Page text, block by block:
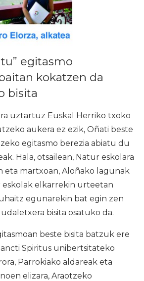
egitasmo
kokatzen da
bisita
uztartuz Euskal Herriko txoko
aukera ez ezik, Oñati beste
egitasmo berezia abiatu du
Hala, otsailean, Natur eskolara
eta martxoan, Aloñako lagunak
elkarrekin urteetan
egunarekin bat egin zen
bisita osatuko da.
beste bisita batzuk ere
Spiritus unibertsitateko
Parrokiako aldareak eta
elizara, Araotzeko